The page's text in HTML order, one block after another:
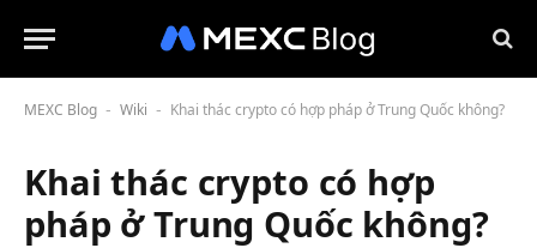
MEXC Blog - Wiki - Khai thác crypto có hợp pháp ở Trung Quốc không?
Khai thác crypto có hợp
pháp ở Trung Quốc không?